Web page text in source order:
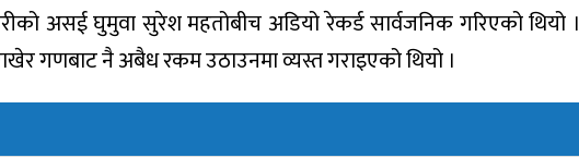
असई घुमुवा सुरेश महतोबीच अडियो रेकर्ड सार्वजनिक गरिएको थियो ।
गणबाट नै अबैध रकम उठाउनमा व्यस्त गराइएको थियो ।